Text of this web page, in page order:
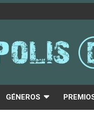
GÉNEROS